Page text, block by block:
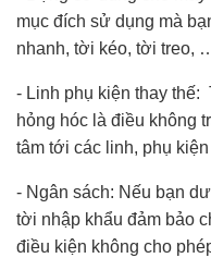
mục đích sử dụng mà
nhanh, tời kéo, tời treo,
- Linh phụ kiện thay
hỏng hóc là điều không
tâm tới các linh, phụ
- Ngân sách: Nếu bạn
tời nhập khẩu đảm bảo
điều kiện không cho